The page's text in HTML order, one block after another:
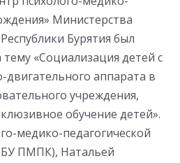
Министерства
Бурятия был
«Социализация детей с
аппарата в
учреждения,
обучение детей».
медико-педагогической
ПМПК), Натальей